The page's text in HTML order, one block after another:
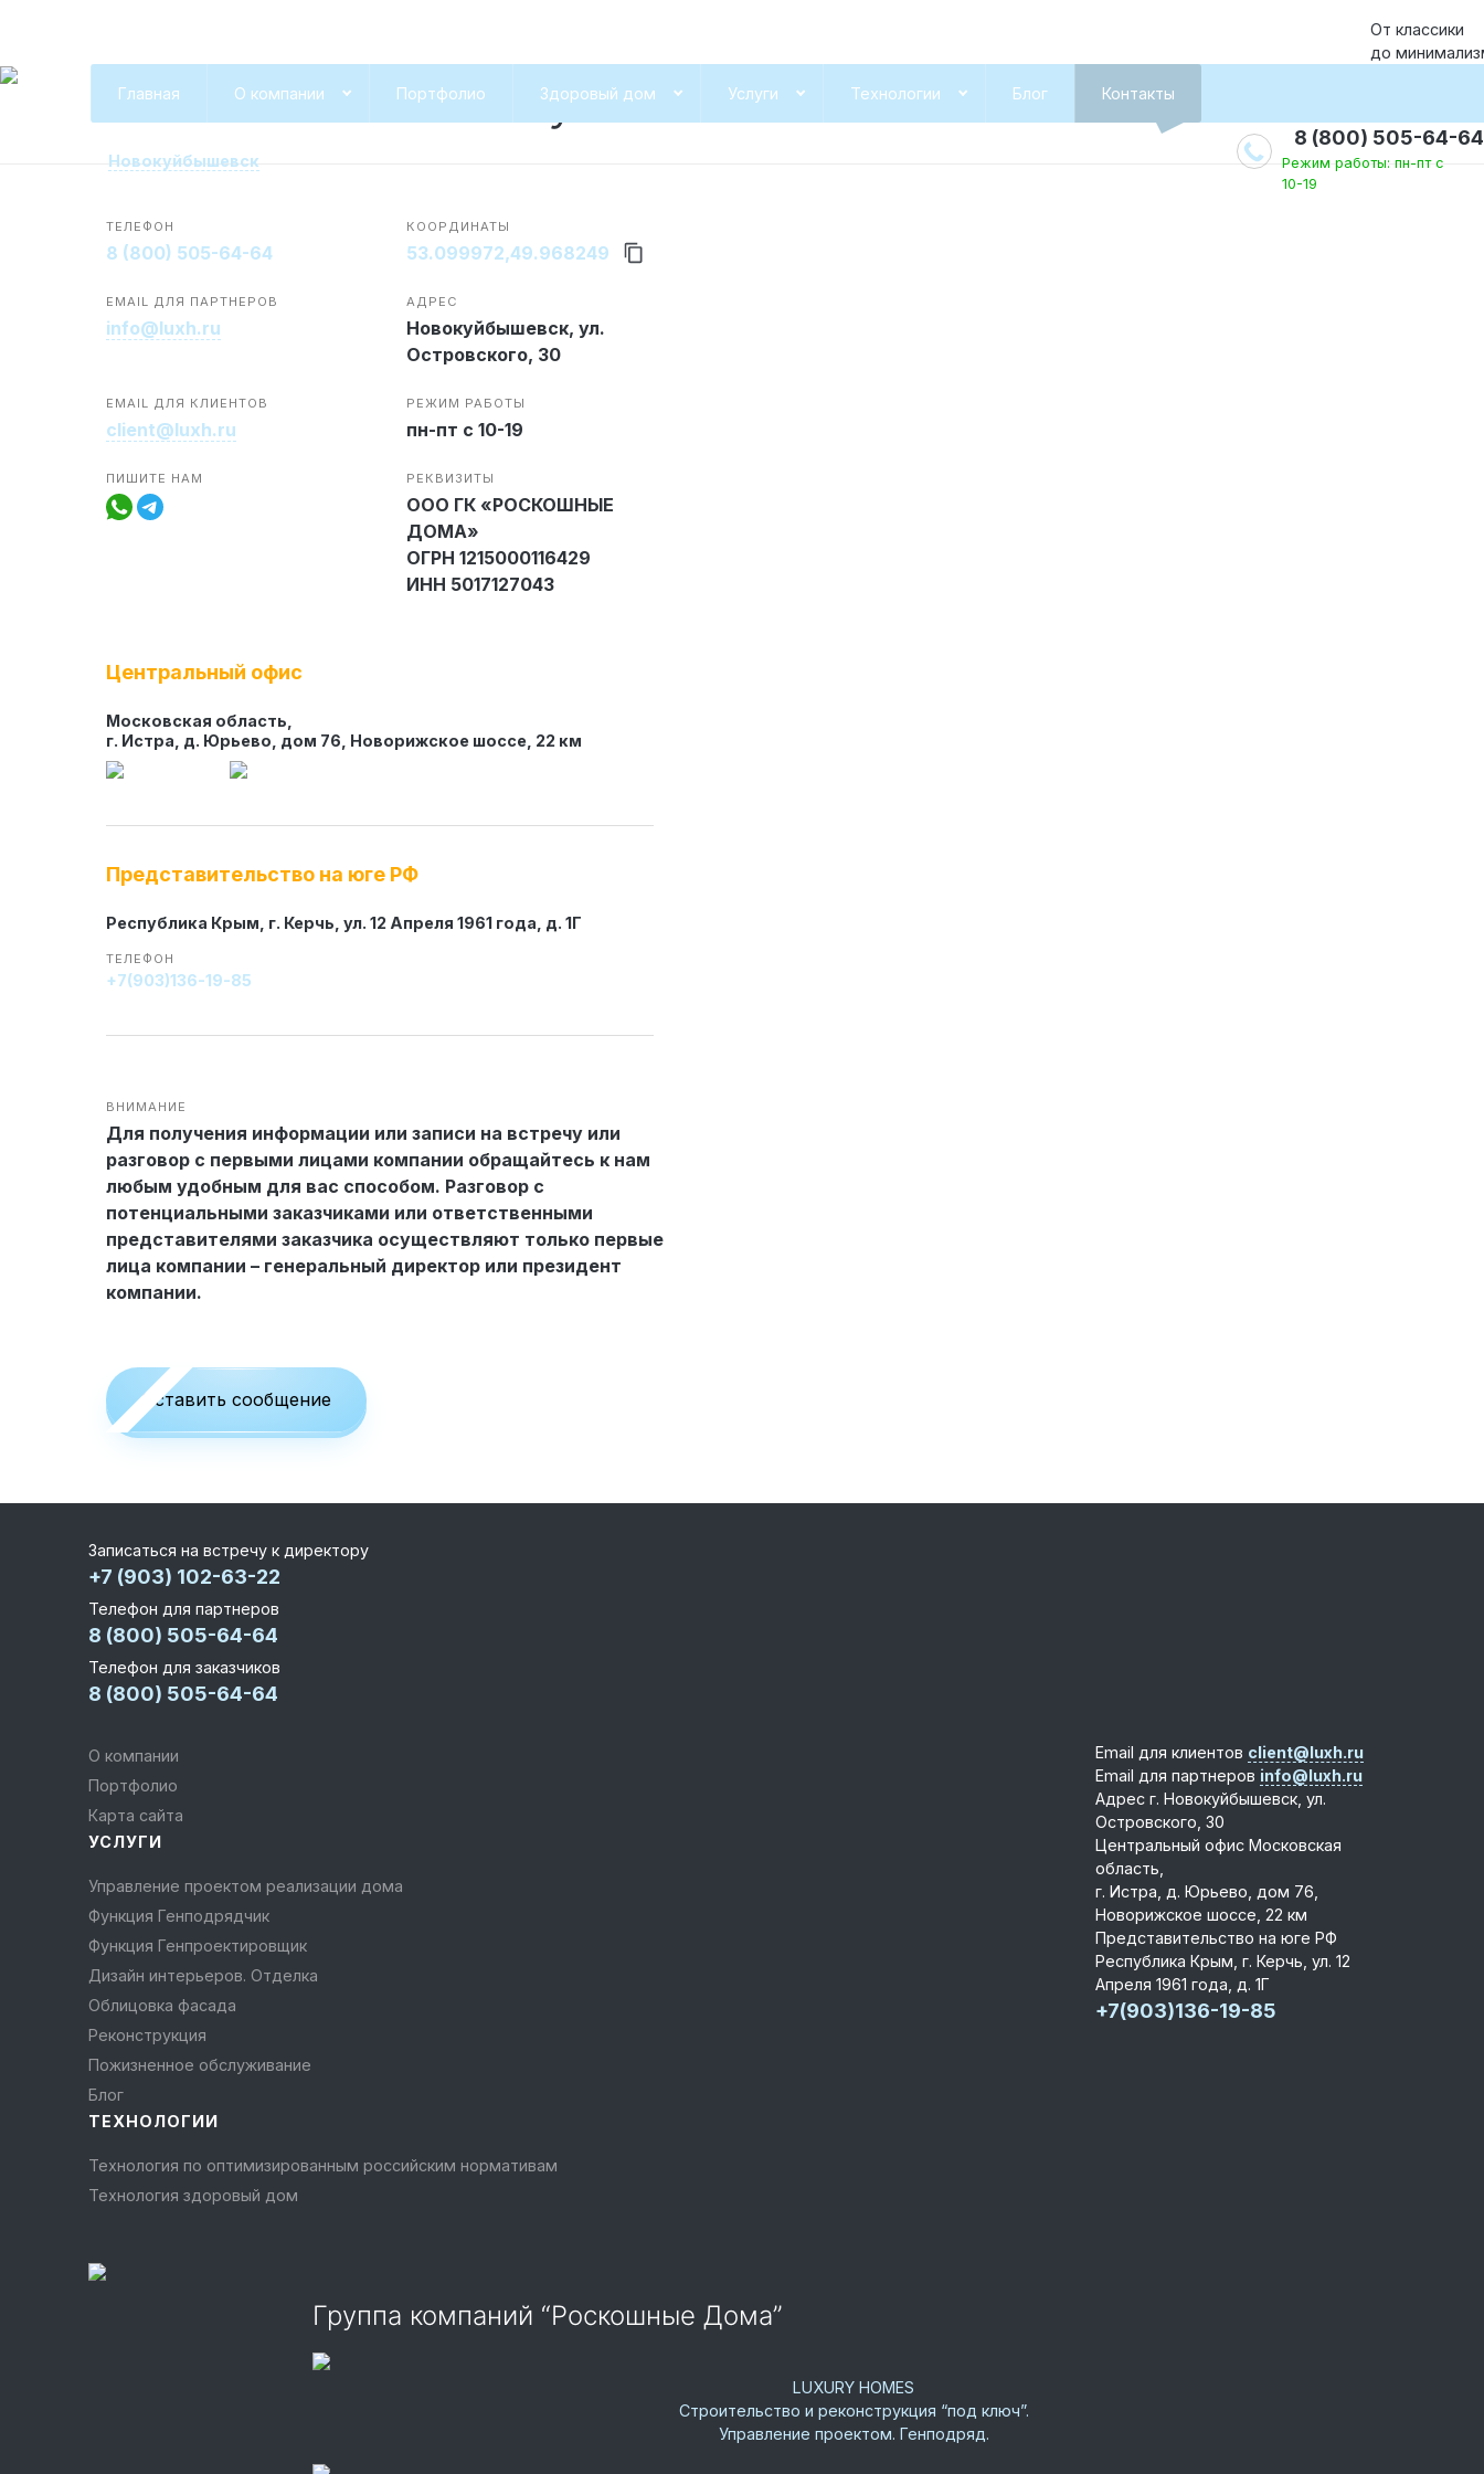
От классики
до
Главная О компании Портфолио Здоровый дом Услуги Технологии Блог Контакты
Новокуйбышевск
8 (800) 505-64-64
Режим работы: пн-пт с
10-19
Вакансии
Элитные «Здоровые дома»
Дома Бизнес-класса
Управление проектом реализации дома
Функция Генпроектировщик
Дизайн интерьеров. Отделка
Облицовка фасада
Реконструкция
Технология по улучшенным российским нормативам
Технология здоровый дом
Контактыв Новокуйбышевске
ТЕЛЕФОН
8 (800) 505-64-64
КООРДИНАТЫ
53.099972,49.968249
EMAIL ДЛЯ ПАРТНЕРОВ
info@luxh.ru
АДРЕС
Новокуйбышевск, ул.
Островского, 30
EMAIL ДЛЯ КЛИЕНТОВ
client@luxh.ru
РЕЖИМ РАБОТЫ
пн-пт с 10-19
ПИШИТЕ НАМ РЕКВИЗИТЫ
ООО ГК «РОСКОШНЫЕ
ДОМА»
ОГРН 1215000116429
ИНН 5017127043
Центральный офис
Московская область,
г. Истра, д. Юрьево, дом 76, Новорижское шоссе, 22 км
Представительство на юге РФ
Республика Крым, г. Керчь, ул. 12 Апреля 1961 года, д. 1Г
ТЕЛЕФОН
+7(903)136-19-85
ВНИМАНИЕ
Для получения информации или записи на встречу или
разговор с первыми лицами компании обращайтесь к нам
любым удобным для вас способом. Разговор с
потенциальными заказчиками или ответственными
представителями заказчика осуществляют только первые
лица компании – генеральный директор или президент
компании.
Оставить сообщение
Записаться на встречу к директору
+7 (903) 102-63-22
Телефон для партнеров
8 (800) 505-64-64
Телефон для заказчиков
8 (800) 505-64-64
О компании
Портфолио
Карта сайта
УСЛУГИ
Управление проектом реализации дома
Функция Генподрядчик
Функция Генпроектировщик
Дизайн интерьеров. Отделка
Облицовка фасада
Реконструкция
Пожизненное обслуживание
Блог
ТЕХНОЛОГИИ
Технология по оптимизированным российским нормативам
Технология здоровый дом
Email для клиентов client@luxh.ru
Email для партнеров info@luxh.ru
Адрес г. Новокуйбышевск ул.
Островского, 30
Центральный офис Московская
область,
г. Истра, д. Юрьево, дом 76,
Новорижское шоссе, 22 км
Представительство на юге РФ
Республика Крым, г. Керчь, ул. 12
Апреля 1961 года, д. 1Г
+7(903)136-19-85
Группа компаний “Роскошные Дома”
LUXURY HOMES
Строительство и реконструкция “под ключ”.
Управление проектом. Генподряд.